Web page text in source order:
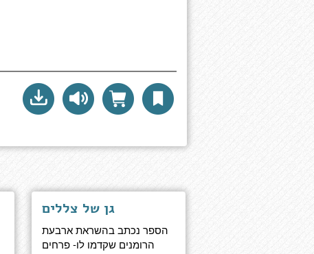
גן של צללים
הספר נכתב בהשראת ארבעת
הרומנים שקדמו לו- פרחים